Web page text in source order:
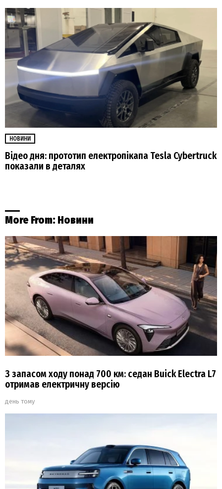
НОВИНИ
Відео дня: прототип електропікапа Tesla Cybertruck
показали в деталях
More From: Новини
З запасом ходу понад 700 км: седан Buick Electra L7
отримав електричну версію
день тому